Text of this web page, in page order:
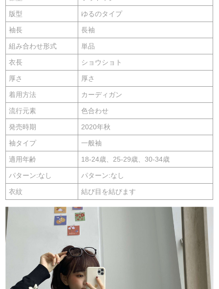
版型 ゆるのタイプ
袖長 長袖
組み合わせ形式 単品
衣長 ショウショト
厚さ 厚さ
着用方法 カーディガン
流行元素 色合わせ
発売時期 2020年秋
袖タイプ 一般袖
適用年齢 18-24歳、25-29歳、30-34歳
パターン:なし パターン:なし
衣紋 結び目を結びます